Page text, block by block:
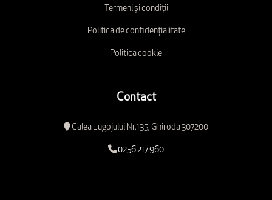
Termeni și condiții
Politica de confidențialitate
Politica cookie
Contact
Calea Lugojului Nr.135, Ghiroda 307200
0256 217 960